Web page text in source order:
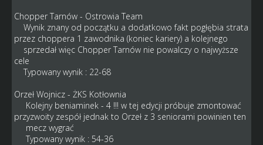
Chopper Tarnów - Ostrowia Team
Wynik znany od początku a dodatkowo fakt pogłębia strata
przez choppera 1 zawodnika (koniec kariery) a kolejnego
sprzedał więc Chopper Tarnów nie powalczy o najwyższe
cele
Typowany wynik : 22-68
Orzeł Wojnicz - ŻKS Kotłownia
Kolejny beniaminek - 4 !!! w tej edycji próbuje zmontować
przyzwoity zespół jednak to Orzeł z 3 seniorami powinien ten
mecz wygrać
Typowany wynik : 54-36